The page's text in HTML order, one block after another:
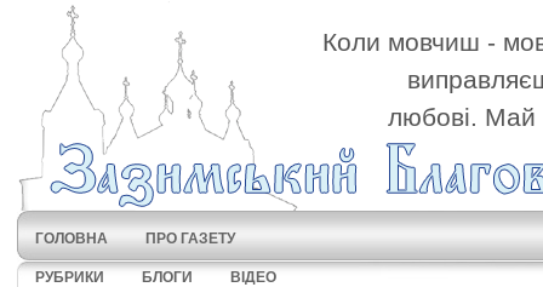
Коли мовчиш -
любові. Май
ГОЛОВНА ПРО ГАЗЕТУ
РУБРИКИ БЛОГИ
ВІДЕО